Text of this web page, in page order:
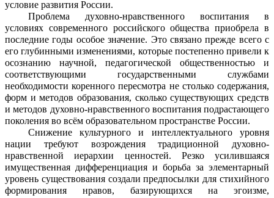
условие развития России.
Проблема духовно-нравственного воспитания в
условиях современного российского общества приобрела в
последние годы особое значение. Это связано прежде всего с
его глубинными изменениями, которые постепенно привели к
осознанию научной, педагогической общественностью и
соответствующими государственными службами
необходимости коренного пересмотра не столько содержания,
форм и методов образования, сколько существующих средств
и методов духовно-нравственного воспитания подрастающего
поколения во всём образовательном пространстве России.
Снижение культурного и интеллектуального уровня
нации требуют возрождения традиционной духовно-
нравственной иерархии ценностей. Резко усилившаяся
имущественная дифференциация и борьба за элементарный
уровень существования создали предпосылки для стихийного
формирования нравов, базирующихся на эгоизме,